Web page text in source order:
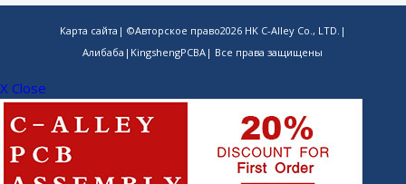
Карта сайта | ©Авторское право2026 HK C-Alley Co., LTD. |
Алибаба | KingshengPCBA | Все права защищены
X Close